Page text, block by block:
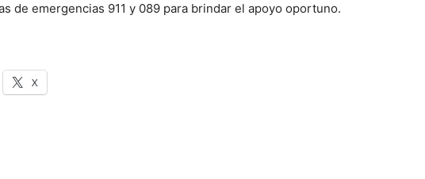
de emergencias 911 y 089 para brindar el apoyo oportuno.
X